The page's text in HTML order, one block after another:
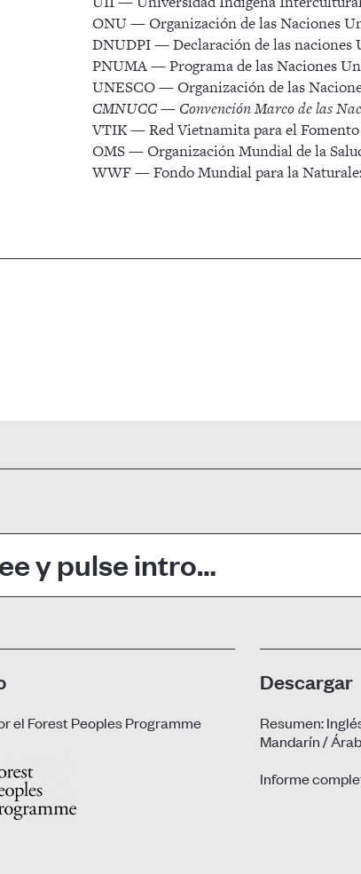
ONU — Organización de las Naciones
DNUDPI — Declaración de las naciones
PNUMA — Programa de las Naciones
UNESCO — Organización de las
CMNUCC — Convención Marco de las
VTIK — Red Vietnamita para el
OMS — Organización Mundial de la
WWF — Fondo Mundial para la
el Forest Peoples Programme
Descargar
Resumen:
Mandarín/
Informe